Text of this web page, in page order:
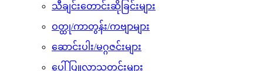
သီချင်းတောင်းဆိုခြင်းများ
ဝတ္ထု/ကာတွန်း/ကဗျာများ
ဆောင်းပါး/မဂ္ဂဇင်းများ
ပေါ်ပြူလာသတင်းများ